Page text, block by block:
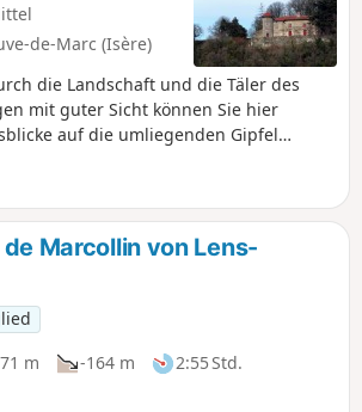
de-Marc (Isère)
die Landschaft und die Täler des
mit guter Sicht können Sie hier
auf die umliegenden Gipfel
Marcollin von Lens-
m -164 m
2:55 Std.